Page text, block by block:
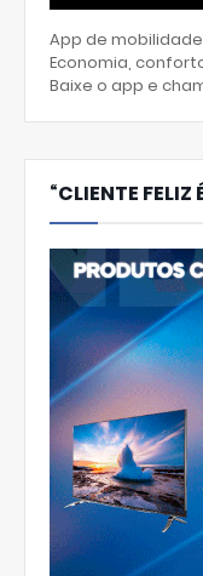
App de
Economia,
Baixe o app e
“CLIENTE FELIZ